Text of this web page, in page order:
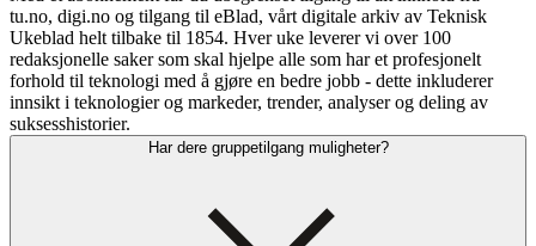
tu.no, digi.no og tilgang til eBlad, vårt digitale arkiv av Teknisk
Ukeblad helt tilbake til 1854. Hver uke leverer vi over 100
redaksjonelle saker som skal hjelpe alle som har et profesjonelt
forhold til teknologi med å gjøre en bedre jobb - dette inkluderer
innsikt i teknologier og markeder, trender, analyser og deling av
suksesshistorier.
Har dere gruppetilgang muligheter?